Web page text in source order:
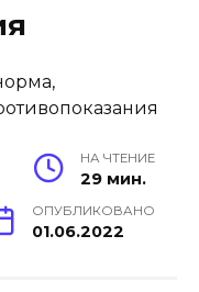
НА ЧТЕНИЕ
29 мин.
ОПУБЛИКОВАНО
01.06.2022